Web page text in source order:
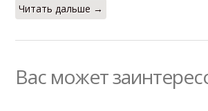
Читать дальше →
Вас может